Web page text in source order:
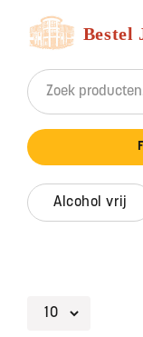
Search for:
alcohol vrij